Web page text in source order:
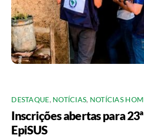
DESTAQUE, NOTÍCIAS, NOTÍCIAS
Inscrições abertas para
EpiSUS